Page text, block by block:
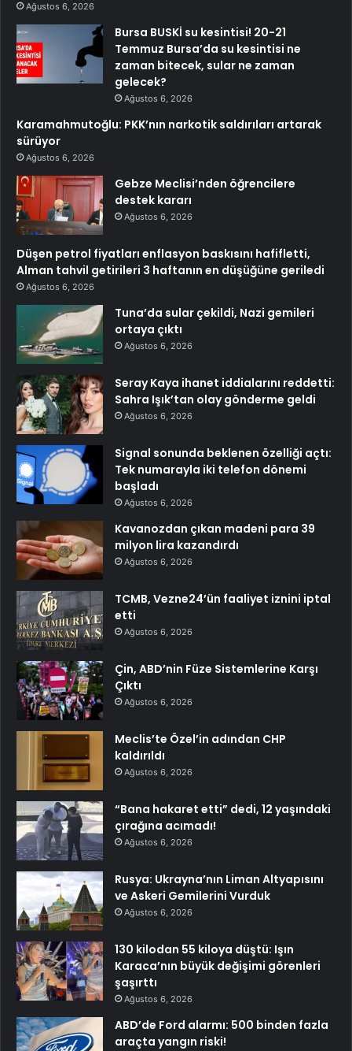
Ağustos 6, 2026
Bursa BUSKİ su kesintisi! 20-21
Temmuz Bursa’da su kesintisi ne
zaman bitecek, sular ne zaman
gelecek?
Ağustos 6, 2026
Karamahmutoğlu: PKK’nın narkotik saldırıları artarak
sürüyor
Ağustos 6, 2026
Gebze Meclisi’nden öğrencilere
destek kararı
Ağustos 6, 2026
Düşen petrol fiyatları enflasyon baskısını hafifletti,
Alman tahvil getirileri 3 haftanın en düşüğüne geriledi
Ağustos 6, 2026
Tuna’da sular çekildi, Nazi gemileri
ortaya çıktı
Ağustos 6, 2026
Seray Kaya ihanet iddialarını reddetti:
Sahra Işık’tan olay gönderme geldi
Ağustos 6, 2026
Signal sonunda beklenen özelliği açtı:
Tek numarayla iki telefon dönemi
başladı
Ağustos 6, 2026
Kavanozdan çıkan madeni para 39
milyon lira kazandırdı
Ağustos 6, 2026
TCMB, Vezne24’ün faaliyet iznini iptal
etti
Ağustos 6, 2026
Çin, ABD’nin Füze Sistemlerine Karşı
Çıktı
Ağustos 6, 2026
Meclis’te Özel’in adından CHP
kaldırıldı
Ağustos 6, 2026
“Bana hakaret etti” dedi, 12 yaşındaki
çırağına acımadı!
Ağustos 6, 2026
Rusya: Ukrayna’nın Liman Altyapısını
ve Askeri Gemilerini Vurduk
Ağustos 6, 2026
130 kilodan 55 kiloya düştü: Işın
Karaca’nın büyük değişimi görenleri
şaşırttı
Ağustos 6, 2026
ABD’de Ford alarmı: 500 binden fazla
araçta yangın riski!